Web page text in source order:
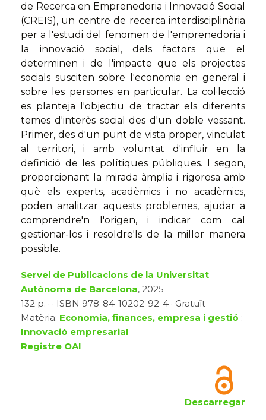
de Recerca en Emprenedoria i Innovació Social
(CREIS), un centre de recerca interdisciplinària
per a l'estudi del fenomen de l'emprenedoria i
la innovació social, dels factors que el
determinen i de l'impacte que els projectes
socials susciten sobre l'economia en general i
sobre les persones en particular. La col·lecció
es planteja l'objectiu de tractar els diferents
temes d'interès social des d'un doble vessant.
Primer, des d'un punt de vista proper, vinculat
al territori, i amb voluntat d'influir en la
definició de les polítiques públiques. I segon,
proporcionant la mirada àmplia i rigorosa amb
què els experts, acadèmics i no acadèmics,
poden analitzar aquests problemes, ajudar a
comprendre'n l'origen, i indicar com cal
gestionar-los i resoldre'ls de la millor manera
possible.
Servei de Publicacions de la Universitat
Autònoma de Barcelona, 2025
132 p. · · ISBN 978-84-10202-92-4 · Gratuït
Matèria: Economia, finances, empresa i gestió :
Innovació empresarial
Registre OAI
Descarregar